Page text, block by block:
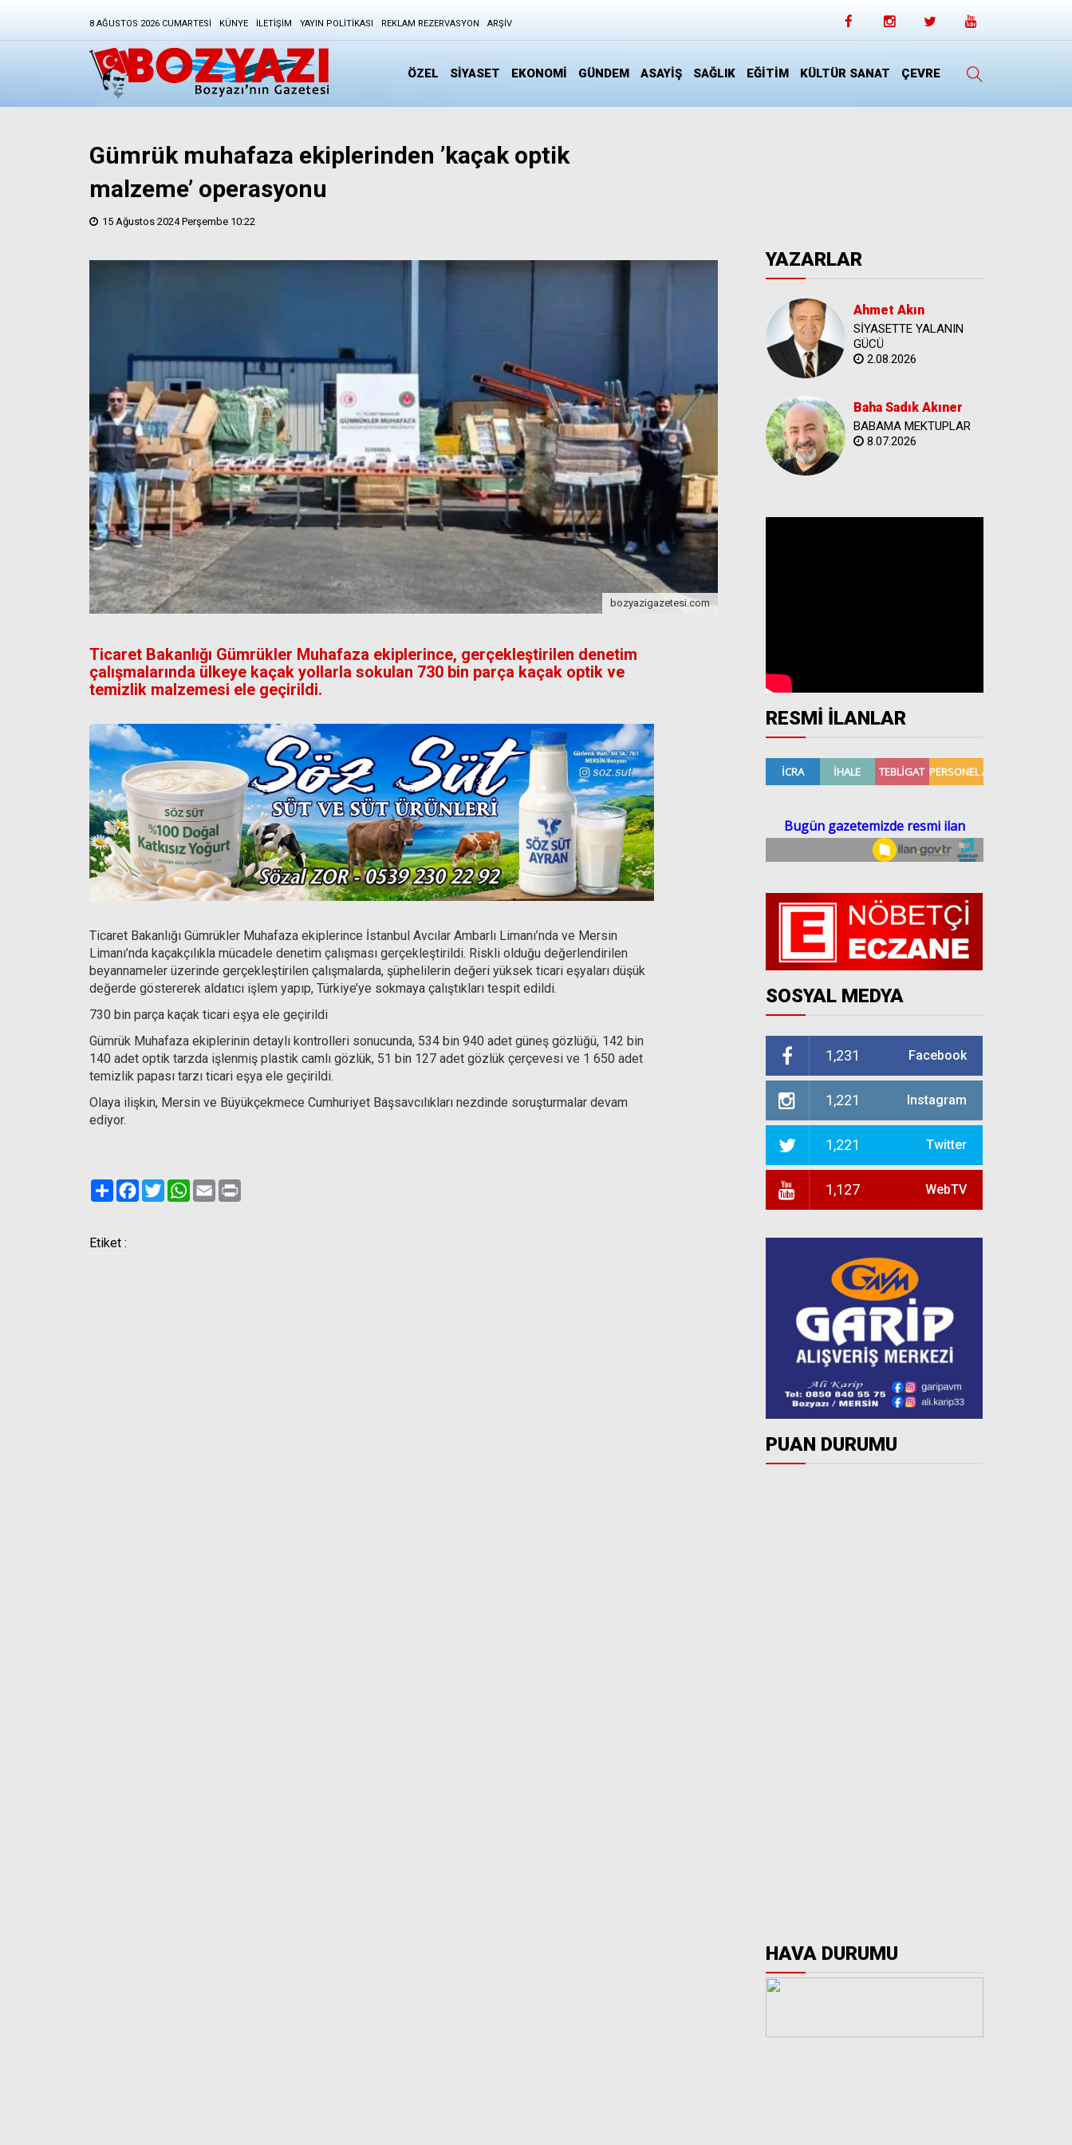
8 AĞUSTOS 2026 CUMARTESI KÜNYE İLETIŞIM YAYIN POLITIKASI REKLAM REZERVASYON ARŞIV
ÖZEL SİYASET EKONOMİ GÜNDEM ASAYİŞ SAĞLIK EĞİTİM KÜLTÜR SANAT ÇEVRE
Gümrük muhafaza ekiplerinden ’kaçak optik
malzeme’ operasyonu
15 Ağustos 2024 Perşembe 10:22
bozyazigazetesi.com
Ticaret Bakanlığı Gümrükler Muhafaza ekiplerince, gerçekleştirilen denetim
çalışmalarında ülkeye kaçak yollarla sokulan 730 bin parça kaçak optik ve
temizlik malzemesi ele geçirildi.
Ticaret Bakanlığı Gümrükler Muhafaza ekiplerince İstanbul Avcılar Ambarlı Limanı’nda ve Mersin
Limanı’nda kaçakçılıkla mücadele denetim çalışması gerçekleştirildi. Riskli olduğu değerlendirilen
beyannameler üzerinde gerçekleştirilen çalışmalarda, şüphelilerin değeri yüksek ticari eşyaları düşük
değerde göstererek aldatıcı işlem yapıp, Türkiye’ye sokmaya çalıştıkları tespit edildi.
730 bin parça kaçak ticari eşya ele geçirildi
Gümrük Muhafaza ekiplerinin detaylı kontrolleri sonucunda, 534 bin 940 adet güneş gözlüğü, 142 bin
140 adet optik tarzda işlenmiş plastik camlı gözlük, 51 bin 127 adet gözlük çerçevesi ve 1 650 adet
temizlik papası tarzı ticari eşya ele geçirildi.
Olaya ilişkin, Mersin ve Büyükçekmece Cumhuriyet Başsavcılıkları nezdinde soruşturmalar devam
ediyor.
PaylaşFacebook
Twitter
WhatsApp
Email
Etiket :
YAZARLAR
Ahmet Akın
SİYASETTE YALANIN
GÜCÜ
2.08.2026
Baha Sadık Akıner
BABAMA MEKTUPLAR
8.07.2026
RESMİ İLANLAR
SOSYAL MEDYA
1,231 Facebook
1,221 Instagram
1,221 Twitter
1,127 WebTV
PUAN DURUMU
HAVA DURUMU